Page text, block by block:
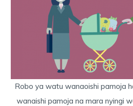
Robo ya watu wanaoishi pamoja
wanaishi pamoja na mara nyingi